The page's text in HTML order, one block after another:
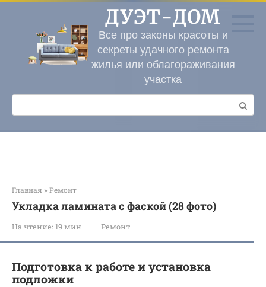
Перейти
контенту
ДУЭТ-ДОМ
Все про законы красоты и
секреты удачного ремонта
жилья или облагораживания
участка
Поиск:
Главная » Ремонт
Укладка ламината с фаской (28 фото)
На чтение: 19 мин Ремонт
Подготовка к работе и установка
подложки